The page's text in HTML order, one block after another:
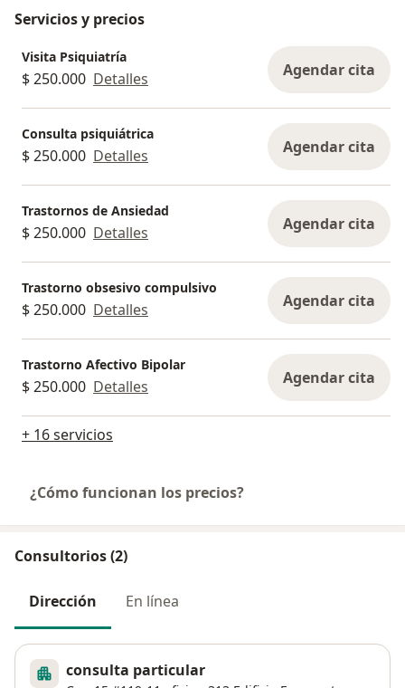
Servicios y precios
Visita Psiquiatría
$ 250.000 Detalles Agendar cita
Consulta psiquiátrica
$ 250.000 Detalles Agendar cita
Trastornos de Ansiedad
$ 250.000 Detalles Agendar cita
Trastorno obsesivo compulsivo
$ 250.000 Detalles Agendar cita
Trastorno Afectivo Bipolar
$ 250.000 Detalles Agendar cita
+ 16 servicios
¿Cómo funcionan los precios?
Consultorios (2)
Dirección En línea
consulta particular